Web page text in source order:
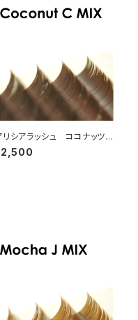
リシアラッシュ ココナッツブ
ウンCカールMIX